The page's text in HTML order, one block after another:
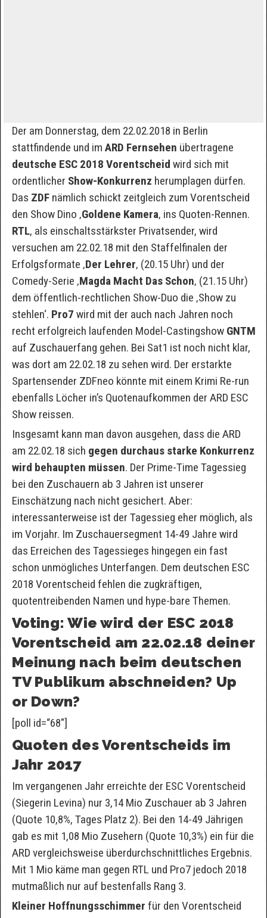
Der am Donnerstag, dem 22.02.2018 in Berlin
stattfindende und im ARD Fernsehen übertragene
deutsche ESC 2018 Vorentscheid wird sich mit
ordentlicher Show-Konkurrenz herumplagen dürfen.
Das ZDFnämlich schickt zeitgleich zum Vorentscheid
den Show Dino ‚Goldene Kamera‚ ins Quoten-Rennen.
RTL, als einschaltsstärkster Privatsender, wird
versuchen am 22.02.18 mit den Staffelfinalen der
Erfolgsformate ‚Der Lehrer‚ (20.15 Uhr) und der
Comedy-Serie ‚Magda Macht Das Schon‚ (21.15 Uhr)
dem öffentlich-rechtlichen Show-Duo die ‚Show zu
stehlen‘. Pro7 wird mit der auch nach Jahren noch
recht erfolgreich laufenden Model-Castingshow GNTM
auf Zuschauerfang gehen. Bei Sat1 ist noch nicht klar,
was dort am 22.02.18 zu sehen wird. Der erstarkte
Spartensender ZDFneo könnte mit einem Krimi Re-run
ebenfalls Löcher in’s Quotenaufkommen der ARD ESC
Show reissen.
Insgesamt kann man davon ausgehen, dass die ARD
am 22.02.18 sich gegen durchaus starke Konkurrenz
wird behaupten müssen. Der Prime-Time Tagessieg
bei den Zuschauern ab 3 Jahren ist unserer
Einschätzung nach nicht gesichert. Aber:
interessanterweise ist der Tagessieg eher möglich, als
im Vorjahr. Im Zuschauersegment 14-49 Jahre wird
das Erreichen des Tagessieges hingegen ein fast
schon unmögliches Unterfangen. Dem deutschen ESC
2018 Vorentscheid fehlen die zugkräftigen,
quotentreibenden Namen und hype-bare Themen.
Voting: Wie wird der ESC 2018
Vorentscheid am 22.02.18 deiner
Meinung nach beim deutschen
TV Publikum abschneiden? Up
or Down?
[poll id=“68″]
Quoten des Vorentscheids im
Jahr 2017
Im vergangenen Jahr erreichte der ESC Vorentscheid
(Siegerin Levina) nur 3,14 Mio Zuschauer ab 3 Jahren
(Quote 10,8%, Tages Platz 2). Bei den 14-49 Jährigen
gab es mit 1,08 Mio Zusehern (Quote 10,3%) ein für die
ARD vergleichsweise überdurchschnittliches Ergebnis.
Mit 1 Mio käme man gegen RTL und Pro7 jedoch 2018
mutmaßlich nur auf bestenfalls Rang 3.
Kleiner Hoffnungsschimmer für den Vorentscheid